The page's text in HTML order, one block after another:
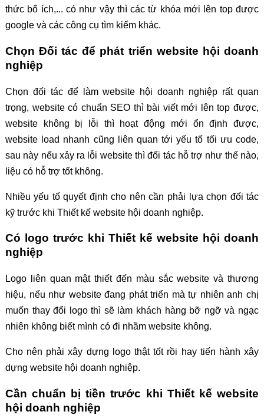
thức bổ ích,... có như vậy thì các từ khóa mới lên top được
google và các công cụ tìm kiếm khác.
Chọn Đối tác để phát triển website hội doanh
nghiệp
Chọn đối tác để làm website hội doanh nghiệp rất quan
trọng, website có chuẩn SEO thì bài viết mới lên top được,
website không bị lỗi thì hoạt động mới ổn định được,
website load nhanh cũng liên quan tới yếu tố tối ưu code,
sau này nếu xảy ra lỗi website thì đối tác hỗ trợ như thế nào,
liệu có hỗ trợ tốt không.
Nhiều yếu tố quyết định cho nên cần phải lựa chọn đối tác
kỹ trước khi Thiết kế website hội doanh nghiệp.
Có logo trước khi Thiết kế website hội doanh
nghiệp
Logo liên quan mật thiết đến màu sắc website và thương
hiệu, nếu như website đang phát triển mà tự nhiên anh chị
muốn thay đổi logo thì sẽ làm khách hàng bỡ ngỡ và ngạc
nhiên không biết mình có đi nhầm website không.
Cho nên phải xây dựng logo thật tốt rồi hay tiến hành xây
dựng website hội doanh nghiệp.
Cần chuẩn bị tiền trước khi Thiết kế website
hội doanh nghiệp